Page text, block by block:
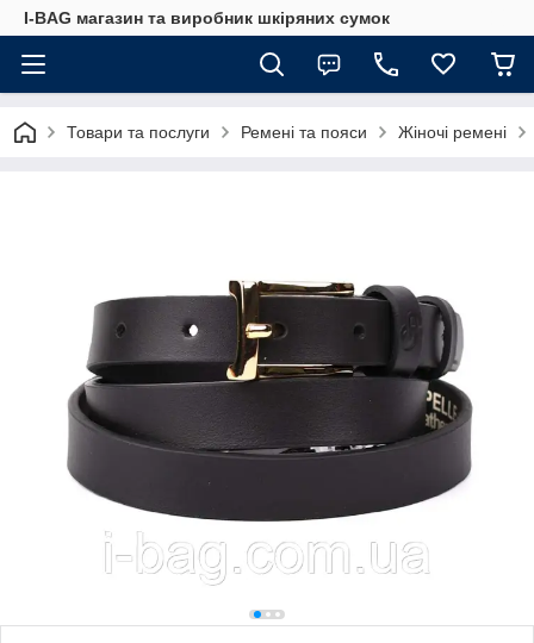
I-BAG магазин та виробник шкіряних сумок
Товари та послуги Ремені та пояси Жіночі ремені